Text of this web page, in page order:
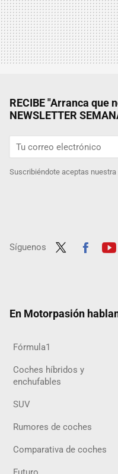
RECIBE "Arranca que
NEWSLETTER
Suscribiéndote aceptas nuestra
Síguenos
En Motorpasión
Fórmula1
Coches híbridos y
enchufables
SUV
Rumores de coches
Comparativa de coches